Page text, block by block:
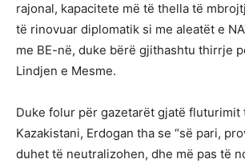
rajonal, kapacitete më të thella të
të rinovuar diplomatik si me aleatët e
me BE-në, duke bërë gjithashtu thirrje
Lindjen e Mesme.
Duke folur për gazetarët gjatë fluturimit
Kazakistani, Erdogan tha se “së pari,
duhet të neutralizohen, dhe më pas të